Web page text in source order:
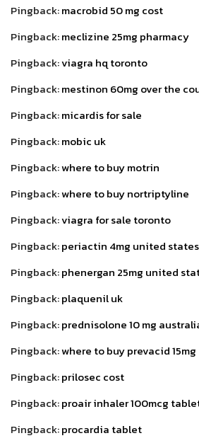
Pingback:macrobid 50 mg cost
Pingback:meclizine 25mg pharmacy
Pingback:viagra hq toronto
Pingback:mestinon 60mg over the
Pingback:micardis for sale
Pingback:mobic uk
Pingback:where to buy motrin
Pingback:where to buy nortriptyline
Pingback:viagra for sale toronto
Pingback:periactin 4mg united states
Pingback:phenergan 25mg united
Pingback:plaquenil uk
Pingback:prednisolone 10 mg
Pingback:where to buy prevacid 15mg
Pingback:prilosec cost
Pingback:proair inhaler 100mcg
Pingback:procardia tablet